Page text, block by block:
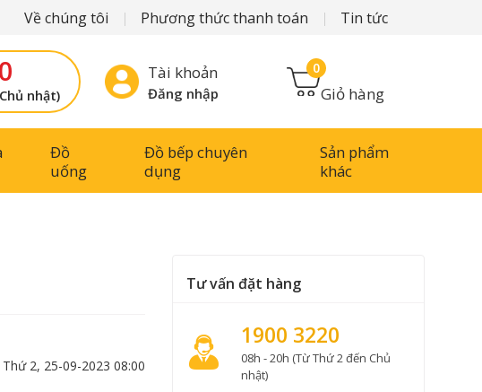
Về chúng tôi Phương thức thanh toán Tin tức
nhật)
Tài khoản
Đăng nhập Giỏ hàng
0
Đồ
uống
Đồ bếp chuyên
dụng
Sản phẩm
khác
Thứ 2, 25-09-2023 08:00
Tư vấn đặt hàng
1900 3220
08h - 20h (Từ Thứ 2 đến Chủ
nhật)